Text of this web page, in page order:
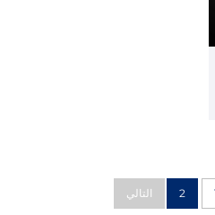
2 التالي